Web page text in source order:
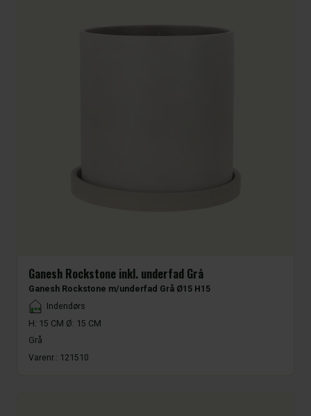
Ganesh Rockstone inkl. underfad Grå
Ganesh Rockstone m/underfad Grå Ø15 H15
Placement
Indendørs
H: 15 CM Ø: 15 CM
Grå
Varenr.: 121510